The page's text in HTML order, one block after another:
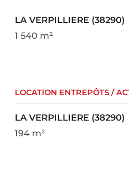
LA VERPILLIERE (38290)
1 540 m²
LOCATION ENTREPÔTS /
LA VERPILLIERE (38290)
194 m²